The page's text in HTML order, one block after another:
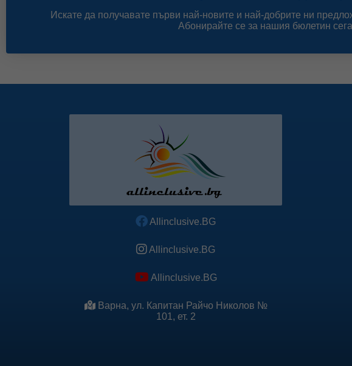
Искате да получавате първи най-новите и най-добрите ни
Абонирайте се за нашия бюлетин
Allinclusive.BG
Allinclusive.BG
Allinclusive.BG
Варна, ул. Капитан Райчо Николов №
101, ет. 2